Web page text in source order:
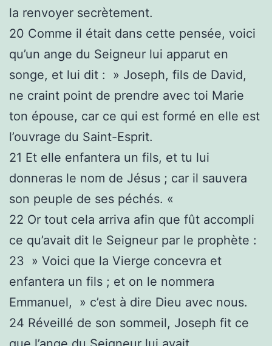
la renvoyer secrètement.
20 Comme il était dans cette pensée, voici
qu’un ange du Seigneur lui apparut en
songe, et lui dit : » Joseph, fils de David,
ne craint point de prendre avec toi Marie
ton épouse, car ce qui est formé en elle est
l’ouvrage du Saint-Esprit.
21 Et elle enfantera un fils, et tu lui
donneras le nom de Jésus ; car il sauvera
son peuple de ses péchés. «
22 Or tout cela arriva afin que fût accompli
ce qu’avait dit le Seigneur par le prophète :
23 » Voici que la Vierge concevra et
enfantera un fils ; et on le nommera
Emmanuel, » c’est à dire Dieu avec nous.
24 Réveillé de son sommeil, Joseph fit ce